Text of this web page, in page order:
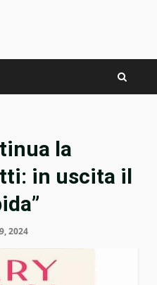
la
in uscita il
2024